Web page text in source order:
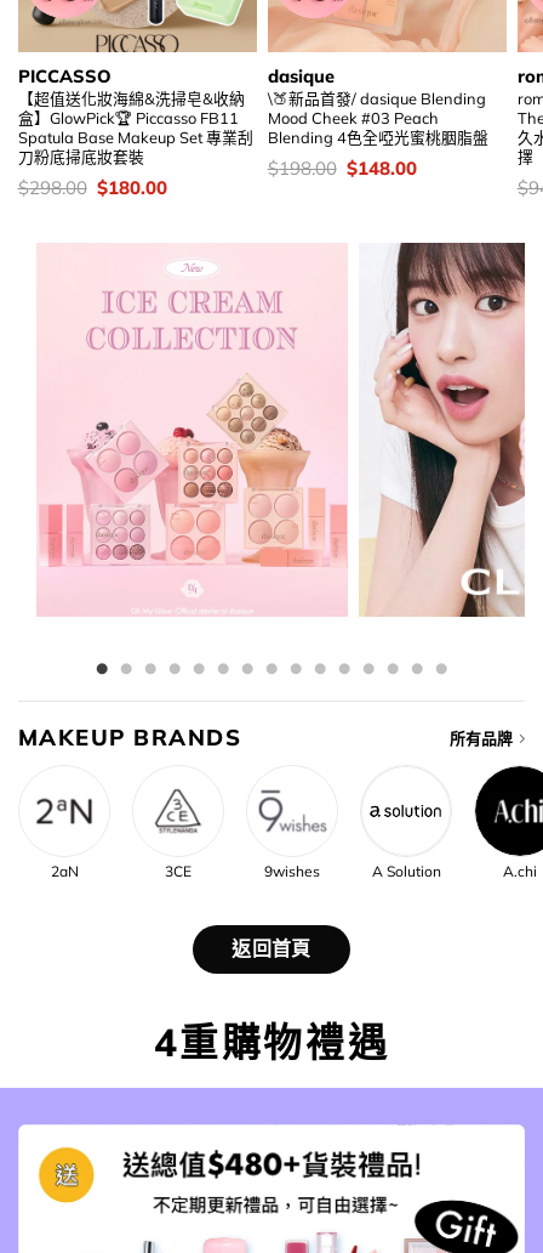
PICCASSO
【超值送化妝海綿&洗掃皂&收納
盒】GlowPick🏆 Piccasso FB11
Spatula Base Makeup Set 專業刮
刀粉底掃底妝套裝
價
$298.00 Original
$298.00.
$180.00Current
$180.00.
dasique
\🍑新品首發/ dasique Blending
Mood Cheek #03 Peach
Blending 4色全啞光蜜桃胭脂盤
價
$198.00 Original
$148.00Current
久
擇
價
$
MAKEUP BRANDS 所有品牌
2aN 3CE 9wishes A Solution A.chi
返回首頁
4重購物禮遇